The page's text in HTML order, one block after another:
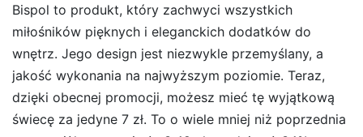
Bispol to produkt, który zachwyci wszystkich
miłośników pięknych i eleganckich dodatków do
wnętrz. Jego design jest niezwykle przemyślany, a
jakość wykonania na najwyższym poziomie. Teraz,
dzięki obecnej promocji, możesz mieć tę wyjątkową
świecę za jedyne 7 zł. To o wiele mniej niż poprzednia